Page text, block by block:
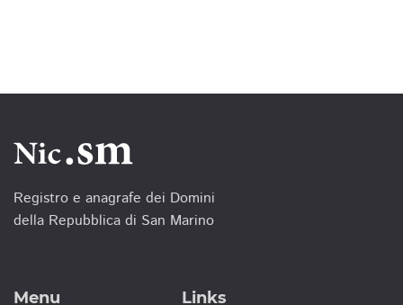
Registro e anagrafe dei Domini
della Repubblica di San Marino
Menu Links